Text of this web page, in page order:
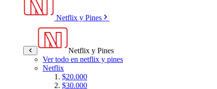
Netflix y Pines
Netflix y Pines
Ver todo en netflix y pines
Netflix
$20.000
$30.000